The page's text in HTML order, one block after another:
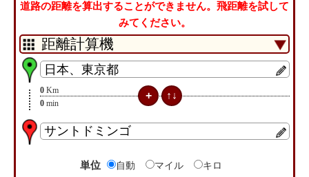
道路の距離を算出することができません。飛距離を試して
みてください。
0 Km
0 min
単位 自動 マイル キロ